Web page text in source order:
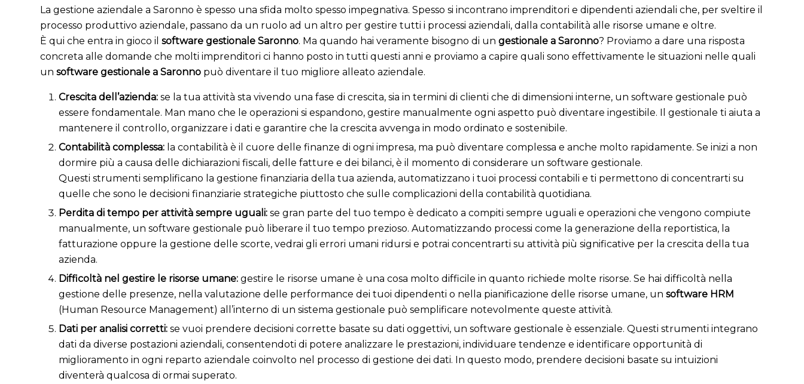
La gestione aziendale a Saronno è spesso una sfida molto spesso impegnativa. Spesso si incontrano imprenditori e dipendenti aziendali che, per sveltire il
processo produttivo aziendale, passano da un ruolo ad un altro per gestire tutti i processi aziendali, dalla contabilità alle risorse umane e oltre.
È qui che entra in gioco il software gestionale Saronno. Ma quando hai veramente bisogno di un gestionale a Saronno? Proviamo a dare una risposta
concreta alle domande che molti imprenditori ci hanno posto in tutti questi anni e proviamo a capire quali sono effettivamente le situazioni nelle quali
un software gestionale a Saronno può diventare il tuo migliore alleato aziendale.
Crescita dell’azienda: se la tua attività sta vivendo una fase di crescita, sia in termini di clienti che di dimensioni interne, un software gestionale può
essere fondamentale. Man mano che le operazioni si espandono, gestire manualmente ogni aspetto può diventare ingestibile. Il gestionale ti aiuta a
mantenere il controllo, organizzare i dati e garantire che la crescita avvenga in modo ordinato e sostenibile.
Contabilità complessa: a contabilità è il cuore delle finanze di ogni impresa, ma può diventare complessa e anche molto rapidamente. Se inizi a non
dormire più a causa delle dichiarazioni fiscali, delle fatture e dei bilanci, è il momento di considerare un software gestionale.
Questi strumenti semplificano la gestione finanziaria della tua azienda, automatizzano i tuoi processi contabili e ti permettono di concentrarti su
quelle che sono le decisioni finanziarie strategiche piuttosto che sulle complicazioni della contabilità quotidiana.
Perdita di tempo per attività sempre uguali: se gran parte del tuo tempo è dedicato a compiti sempre uguali e operazioni che vengono compiute
manualmente, un software gestionale può liberare il tuo tempo prezioso. Automatizzando processi come la generazione della reportistica, la
fatturazione oppure la gestione delle scorte, vedrai gli errori umani ridursi e potrai concentrarti su attività più significative per la crescita della tua
azienda.
Difficoltà nel gestire le risorse umane: gestire le risorse umane è una cosa molto difficile in quanto richiede molte risorse. Se hai difficoltà nella
gestione delle presenze, nella valutazione delle performance dei tuoi dipendenti o nella pianificazione delle risorse umane, un software HRM
(Human Resource Management) all’interno di un sistema gestionale può semplificare notevolmente queste attività.
Dati per analisi corretti: se vuoi prendere decisioni corrette basate su dati oggettivi, un software gestionale è essenziale. Questi strumenti integrano
dati da diverse postazioni aziendali, consentendoti di potere analizzare le prestazioni, individuare tendenze e identificare opportunità di
miglioramento in ogni reparto aziendale coinvolto nel processo di gestione dei dati. In questo modo, prendere decisioni basate su intuizioni
diventerà qualcosa di ormai superato.